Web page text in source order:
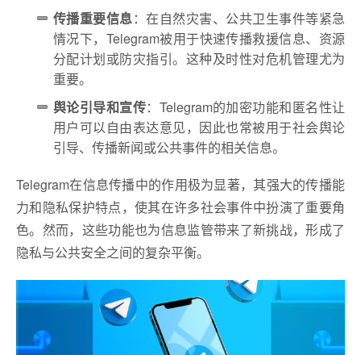
传播重要信息：在自然灾害、公共卫生事件等紧急
情况下，Telegram被用于快速传播救援信息、资源
分配计划或防灾指引。这种及时性对危机管理尤为
重要。
舆论引导和宣传：Telegram的加密功能和匿名性让
用户可以自由表达意见，因此也常被用于社会舆论
引导、传播新闻或公共事件的相关信息。
Telegram在信息传播中的作用极为显著，其强大的传播能
力和隐私保护特点，使其在许多社会事件中扮演了重要角
色。然而，这些功能也为信息监管带来了新挑战，形成了
隐私与公共安全之间的复杂平衡。